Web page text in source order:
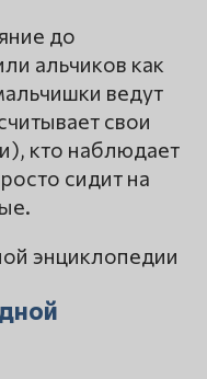
до
альчиков как
ведут
свои
кто наблюдает
сидит на